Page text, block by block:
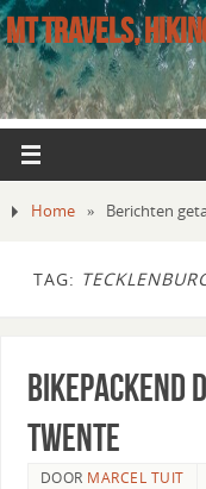
MT TRAVELS,
Home » Berichten
TAG:
Bikepackend
Twente
DOOR MARCEL TUIT